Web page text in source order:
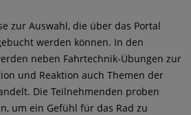
zur Auswahl, die über das Portal
werden können. In den
neben Fahrtechnik-Übungen zur
und Reaktion auch Themen der
Die Teilnehmenden proben
um ein Gefühl für das Rad zu